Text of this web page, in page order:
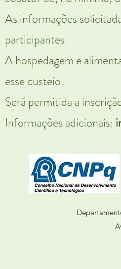
As informações
participantes.
A hospedagem e
esse custeio.
Será permitida a
Informações adicionais: